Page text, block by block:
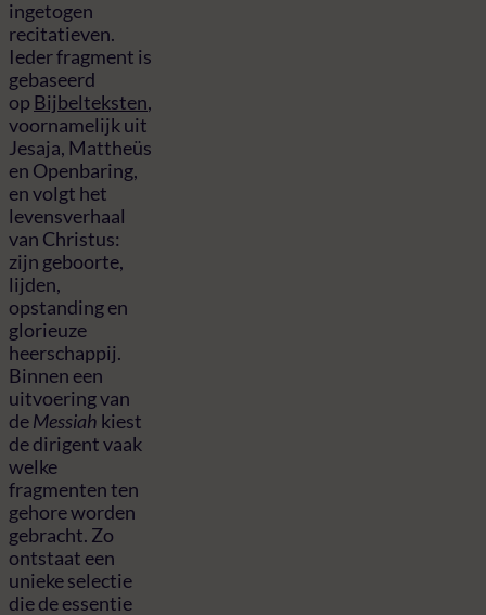
ingetogen
recitatieven.
Ieder fragment is
gebaseerd
op Bijbelteksten,
voornamelijk uit
Jesaja, Mattheüs
en Openbaring,
en volgt het
levensverhaal
van Christus:
zijn geboorte,
lijden,
opstanding en
glorieuze
heerschappij.
Binnen een
uitvoering van
deMessiah kiest
de dirigent vaak
welke
fragmenten ten
gehore worden
gebracht. Zo
ontstaat een
unieke selectie
die de essentie